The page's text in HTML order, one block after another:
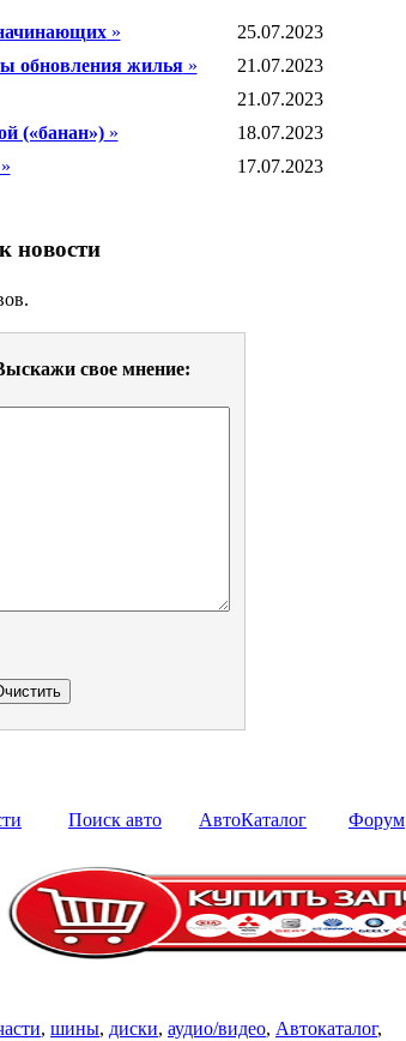
»
25.07.2023
обновления жилья»
21.07.2023
21.07.2023
(«банан»)»
18.07.2023
» 17.07.2023
новости
свое мнение:
Поиск авто АвтоКаталог Форум
, шины, диски, аудио/видео, Автокаталог,